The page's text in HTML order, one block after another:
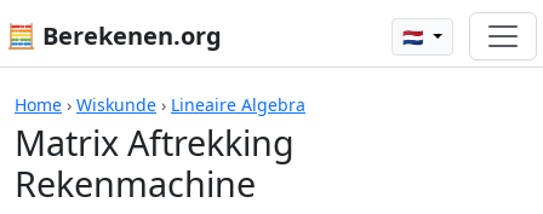
🧮 Berekenen.org 🇳🇱
Home › Wiskunde › Lineaire Algebra
Matrix Aftrekking
Rekenmachine
Rekenmachines